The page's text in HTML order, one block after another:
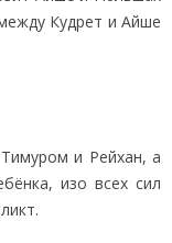
Кудрет и Айше
и Рейхан, а
изо всех сил